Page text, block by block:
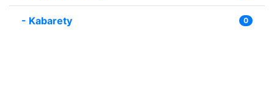
- Kabarety 0